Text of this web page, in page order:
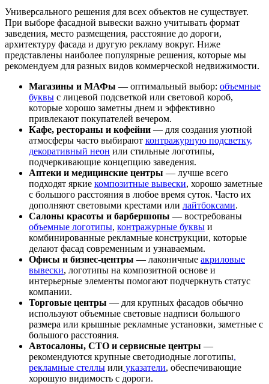
Универсального решения для всех объектов не существует.
При выборе фасадной вывески важно учитывать формат
заведения, место размещения, расстояние до дороги,
архитектуру фасада и другую рекламу вокруг. Ниже
представлены наиболее популярные решения, которые мы
рекомендуем для разных видов коммерческой недвижимости.
Магазины и МАФы — оптимальный выбор: объемные
буквы с лицевой подсветкой или световой короб,
которые хорошо заметны днем и эффективно
привлекают покупателей вечером.
Кафе, рестораны и кофейни — для создания уютной
атмосферы часто выбирают контражурную подсветку,
декоративный неон или стильные логотипы,
подчеркивающие концепцию заведения.
Аптеки и медицинские центры — лучше всего
подходят яркие композитные вывески, хорошо заметные
с большого расстояния в любое время суток. Часто их
дополняют световыми крестами или лайтбоксами.
Салоны красоты и барбершопы — востребованы
объемные логотипы, контражурные буквы и
комбинированные рекламные конструкции, которые
делают фасад современным и узнаваемым.
Офисы и бизнес-центры — лаконичные акриловые
вывески, логотипы на композитной основе и
интерьерные элементы помогают подчеркнуть статус
компании.
Торговые центры — для крупных фасадов обычно
используют объемные световые надписи большого
размера или крышные рекламные установки, заметные с
большого расстояния.
Автосалоны, СТО и сервисные центры —
рекомендуются крупные светодиодные логотипы,
рекламные стеллы или указатели, обеспечивающие
хорошую видимость с дороги.